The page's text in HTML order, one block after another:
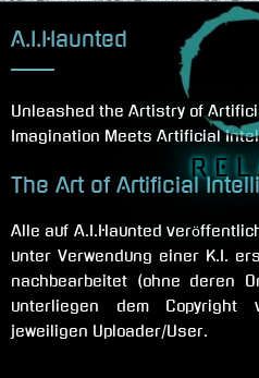
R E L
A.I.Haunted
Unleashed the Artistry of
Imagination Meets Artificial
The Art of Artificial
Alle auf A.I.Haunted
unter Verwendung einer K.I.
nachbearbeitet (ohne deren
unterliegen dem Copyright
jeweiligen Uploader/User.